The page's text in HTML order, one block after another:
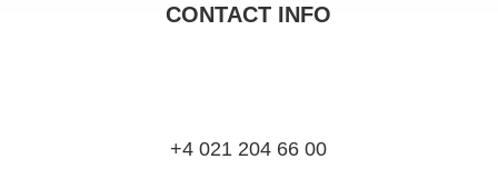
CONTACT INFO
+4 021 204 66 00